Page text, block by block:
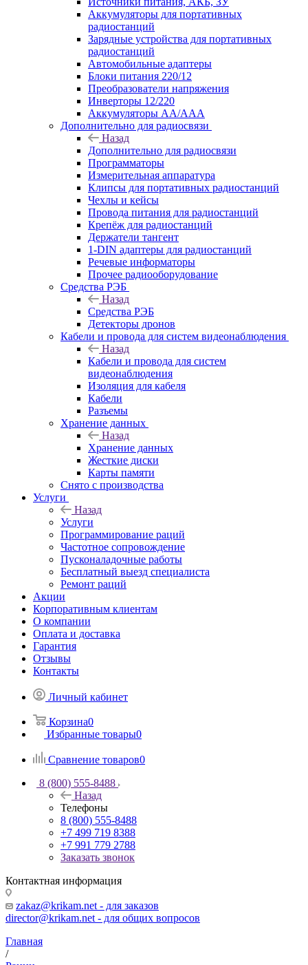
Аккумуляторы для портативных
радиостанций
Зарядные устройства для портативных
радиостанций
Автомобильные адаптеры
Блоки питания 220/12
Преобразователи напряжения
Инверторы 12/220
Аккумуляторы АА/ААА
Дополнительно для радиосвязи
Назад
Дополнительно для радиосвязи
Программаторы
Измерительная аппаратура
Клипсы для портативных радиостанций
Чехлы и кейсы
Провода питания для радиостанций
Крепёж для радиостанций
Держатели тангент
1-DIN адаптеры для радиостанций
Речевые информаторы
Прочее радиооборудование
Средства РЭБ
Назад
Средства РЭБ
Детекторы дронов
Кабели и провода для систем видеонаблюдения
Назад
Кабели и провода для систем
видеонаблюдения
Изоляция для кабеля
Кабели
Разъемы
Хранение данных
Назад
Хранение данных
Жесткие диски
Карты памяти
Снято с производства
Услуги
Назад
Услуги
Программирование раций
Частотное сопровождение
Пусконаладочные работы
Бесплатный выезд специалиста
Ремонт раций
Акции
Корпоративным клиентам
О компании
Оплата и доставка
Гарантия
Отзывы
Контакты
Личный кабинет
Корзина0
Избранные товары0
Сравнение товаров0
8 (800) 555-8488
Назад
Телефоны
8 (800) 555-8488
+7 499 719 8388
+7 991 779 2788
Заказать звонок
Контактная информация
zakaz@krikam.net - для заказов
director@krikam.net - для общих вопросов
Главная
/